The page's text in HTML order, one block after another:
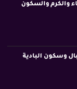
والكرم والسكون
وسكون البادية